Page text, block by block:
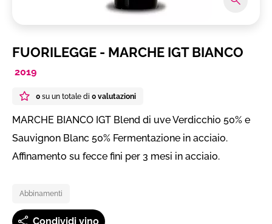
FUORILEGGE - MARCHE IGT BIANCO
2019
0 su un totale di 0 valutazioni
MARCHE BIANCO IGT Blend di uve Verdicchio 50% e
Sauvignon Blanc 50% Fermentazione in acciaio.
Affinamento su fecce fini per 3 mesi in acciaio.
Abbinamenti
Condividi vino